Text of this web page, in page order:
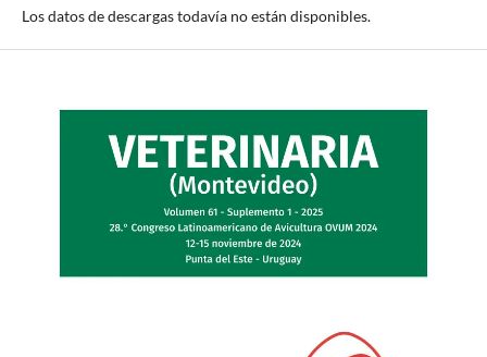
Los datos de descargas todavía no están disponibles.